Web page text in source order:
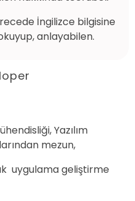
İngilizce bilgisine
anlayabilen.
Yazılım
mezun,
uygulama geliştirme